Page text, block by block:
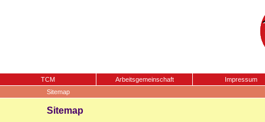
TCM Arbeitsgemeinschaft
Impressum
Sitemap
Sitemap